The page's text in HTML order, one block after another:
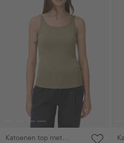
Katoenen top met